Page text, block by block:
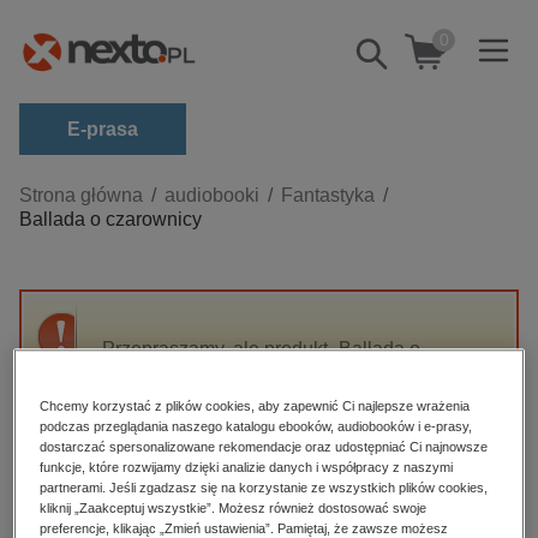
Pokaż/schowaj
wyszukiwarkę
0
E-prasa
Kategorie
Zobacz wszystkie E-prasa
budownictwo, aranżacja wnętrz
darmowe wydania
edukacja
hobby, sport, rozrywka
komputery, internet, technologie, informatyka
Strona główna audiobooki
Fantastyka
Ballada o czarownicy
Przepraszamy, ale produkt „Ballada o
High-contrast mode
Polecane
Chcemy korzystać z plików cookies, aby zapewnić Ci najlepsze wrażenia
podczas przeglądania naszego katalogu ebooków, audiobooków i e-prasy,
dostarczać spersonalizowane rekomendacje oraz udostępniać Ci najnowsze
funkcje, które rozwijamy dzięki analizie danych i współpracy z naszymi
partnerami. Jeśli zgadzasz się na korzystanie ze wszystkich plików cookies,
kliknij „Zaakceptuj wszystkie”. Możesz również dostosować swoje
preferencje, klikając „Zmień ustawienia”. Pamiętaj, że zawsze możesz